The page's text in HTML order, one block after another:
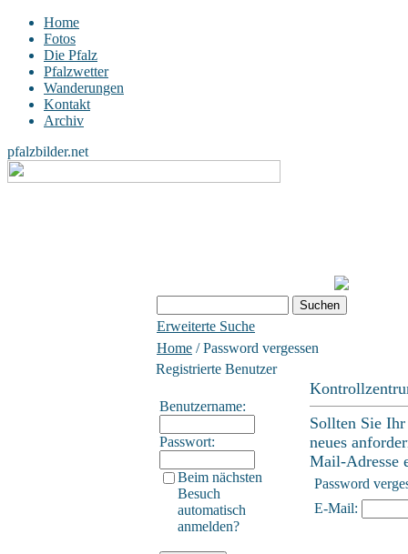
Home
Fotos
Die Pfalz
Pfalzwetter
Wanderungen
Kontakt
Archiv
pfalzbilder.net
Erweiterte Suche
Home / Password vergessen
Registrierte Benutzer
Benutzername:
Passwort:
Beim nächsten
Besuch
automatisch
anmelden?
Sollten Sie Ihr
neues
Mail-Adresse
Password
E-Mail: